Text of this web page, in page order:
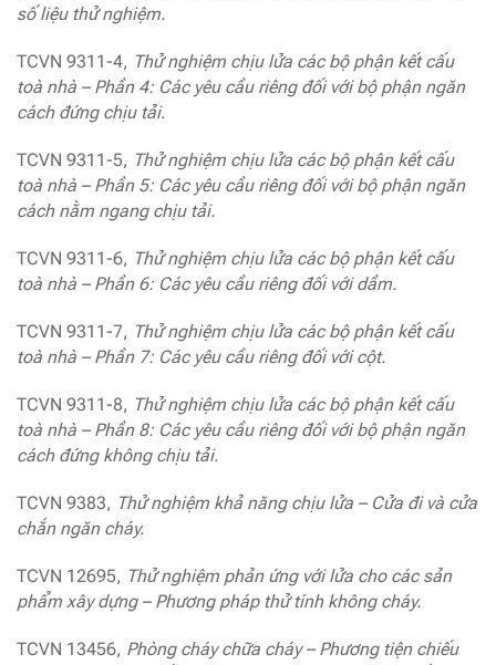
số liệu thử nghiệm.
TCVN 9311-4, Thử nghiệm chịu lửa các bộ phận kết cấu
toà nhà – Phần 4: Các yêu cầu riêng đối với bộ phận ngăn
cách đứng chịu tải.
TCVN 9311-5, Thử nghiệm chịu lửa các bộ phận kết cấu
toà nhà – Phần 5: Các yêu cầu riêng đối với bộ phận ngăn
cách nằm ngang chịu tải.
TCVN 9311-6, Thử nghiệm chịu lửa các bộ phận kết cấu
toà nhà – Phần 6: Các yêu cầu riêng đối với dầm.
TCVN 9311-7, Thử nghiệm chịu lửa các bộ phận kết cấu
toà nhà – Phần 7: Các yêu cầu riêng đối với cột.
TCVN 9311-8, Thử nghiệm chịu lửa các bộ phận kết cấu
toà nhà – Phần 8: Các yêu cầu riêng đối với bộ phận ngăn
cách đứng không chịu tải.
TCVN 9383, Thử nghiệm khả năng chịu lửa – Cửa đi và cửa
chắn ngăn cháy.
TCVN 12695, Thử nghiệm phản ứng với lửa cho các sản
phẩm xây dựng – Phương pháp thử tính không cháy.
TCVN 13456, Phòng cháy chữa cháy – Phương tiện chiếu